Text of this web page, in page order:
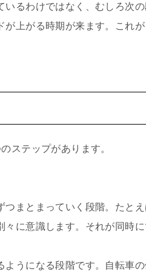
るわけではなく、むしろ次
上がる時期が来ます。これ
ステップがあります。
まとまっていく段階。たと
に意識します。それが同時
うになる段階です。自転車